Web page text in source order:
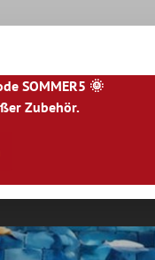
HU|BG|HR|
SOMMER5 🌞
Zubehör.